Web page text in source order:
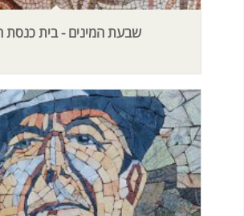
שבעת המינים - בית כנסת